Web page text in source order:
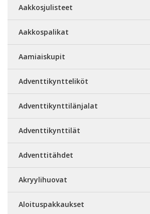
Aakkosjulisteet
Aakkospalikat
Aamiaiskupit
Adventtikyntteliköt
Adventtikynttilänjalat
Adventtikynttilät
Adventtitähdet
Akryylihuovat
Aloituspakkaukset